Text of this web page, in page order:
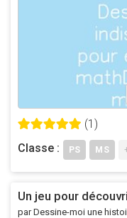
(1)
Classe :
PS MS
Un jeu pour
par Dessine-moi une